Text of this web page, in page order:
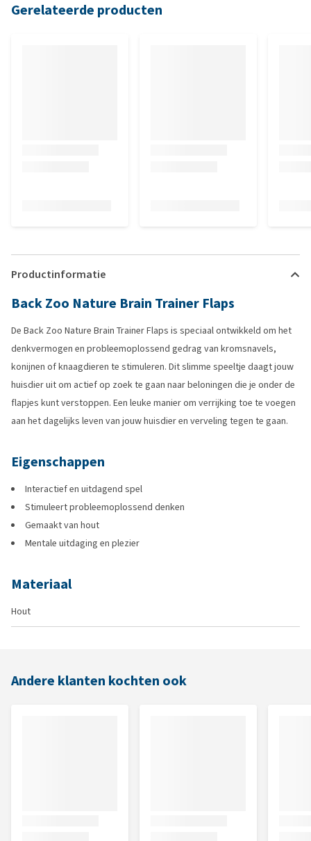
Gerelateerde producten
Productinformatie
Back Zoo Nature Brain Trainer Flaps
De Back Zoo Nature Brain Trainer Flaps is speciaal ontwikkeld om het
denkvermogen en probleemoplossend gedrag van kromsnavels,
konijnen of knaagdieren te stimuleren. Dit slimme speeltje daagt jouw
huisdier uit om actief op zoek te gaan naar beloningen die je onder de
flapjes kunt verstoppen. Een leuke manier om verrijking toe te voegen
aan het dagelijks leven van jouw huisdier en verveling tegen te gaan.
Eigenschappen
Interactief en uitdagend spel
Stimuleert probleemoplossend denken
Gemaakt van hout
Mentale uitdaging en plezier
Materiaal
Hout
Andere klanten kochten ook